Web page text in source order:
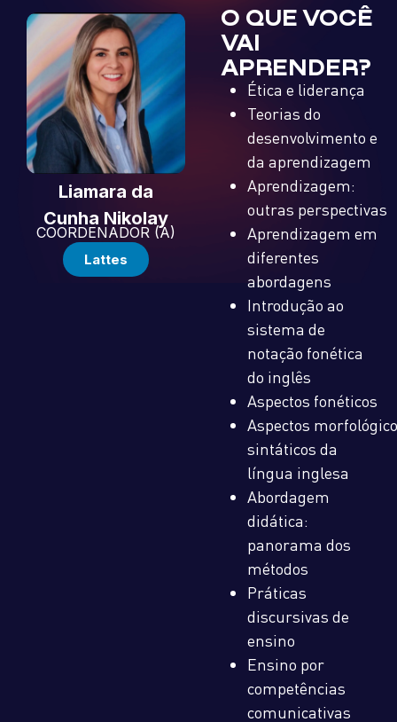
Liamara da
Cunha Nikolay
COORDENADOR (A)
Lattes
O QUE VOCÊ
VAI
APRENDER?
Ética e liderança
Teorias do
desenvolvimento e
da aprendizagem
Aprendizagem:
outras perspectivas
Aprendizagem em
diferentes
abordagens
Introdução ao
sistema de
notação fonética
do inglês
Aspectos fonéticos
Aspectos
sintáticos da
língua inglesa
Abordagem
didática:
panorama dos
métodos
Práticas
discursivas de
ensino
Ensino por
competências
comunicativas